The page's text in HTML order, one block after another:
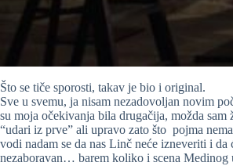
Što se tiče sporosti, takav je bio i original.
Sve u svemu, ja nisam nezadovoljan novim
su moja očekivanja bila drugačija, možda sam
“udari iz prve” ali upravo zato što pojma
vodi nadam se da nas Linč neće izneveriti i da
nezaboravan… barem koliko i scena Medinog